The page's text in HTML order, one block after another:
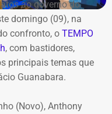
ao governo do
domingo (09), na
confronto, o TEMPO
, com bastidores,
principais temas que
Guanabara.
(Novo), Anthony